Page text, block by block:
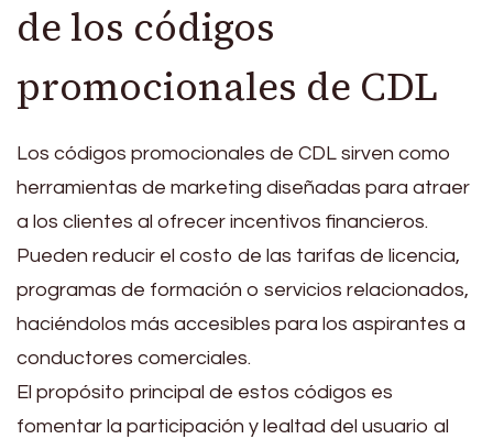
de los códigos
promocionales de CDL
Los códigos promocionales de CDL sirven como
herramientas de marketing diseñadas para atraer
a los clientes al ofrecer incentivos financieros.
Pueden reducir el costo de las tarifas de licencia,
programas de formación o servicios relacionados,
haciéndolos más accesibles para los aspirantes a
conductores comerciales.
El propósito principal de estos códigos es
fomentar la participación y lealtad del usuario al